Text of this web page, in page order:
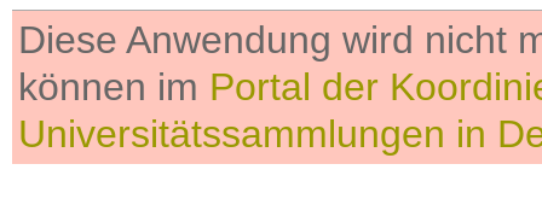
Diese Anwendung wird nicht
können im Portal der
Universitätssammlungen in